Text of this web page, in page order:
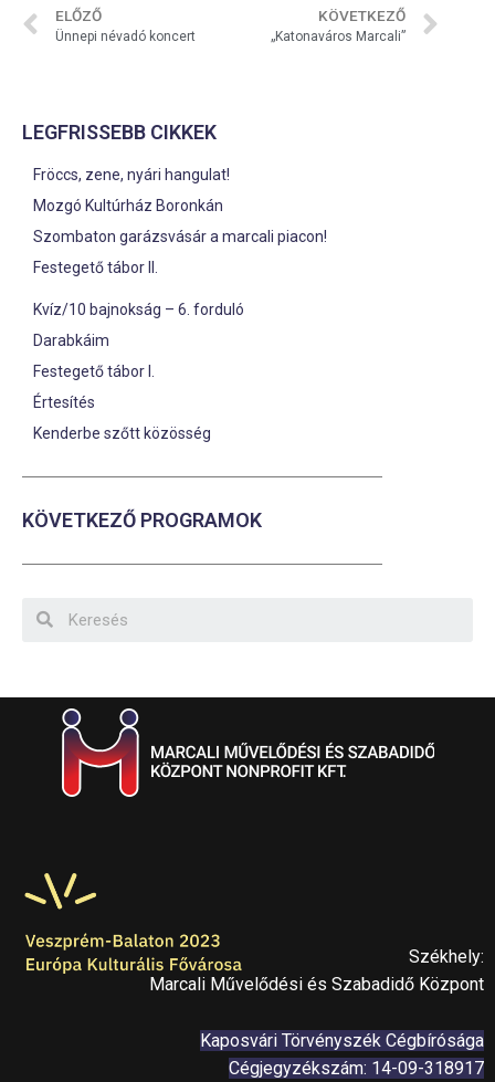
ELŐZŐ
Ünnepi névadó koncert
KÖVETKEZŐ
„Katonaváros Marcali”
LEGFRISSEBB CIKKEK
Fröccs, zene, nyári hangulat!
Mozgó Kultúrház Boronkán
Szombaton garázsvásár a marcali piacon!
Festegető tábor II.
Kvíz/10 bajnokság – 6. forduló
Darabkáim
Festegető tábor I.
Értesítés
Kenderbe szőtt közösség
KÖVETKEZŐ PROGRAMOK
Székhely:
Marcali Művelődési és Szabadidő Központ
Kaposvári Törvényszék Cégbírósága
Cégjegyzékszám: 14-09-318917